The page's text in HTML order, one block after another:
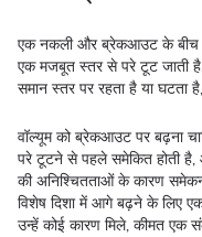
एक नकली और ब्रेकआउट के बीच
एक मजबूत स्तर से परे टूट जाती है,
समान स्तर पर रहता है या
वॉल्यूम को ब्रेकआउट पर बढ़ना
परे टूटने से पहले समेकित होती है,
की अनिश्चितताओं के कारण समेकन
विशेष दिशा में आगे बढ़ने के लिए
उन्हें कोई कारण मिले, कीमत एक